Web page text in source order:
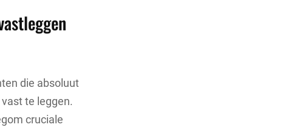
die absoluut
te leggen.
cruciale